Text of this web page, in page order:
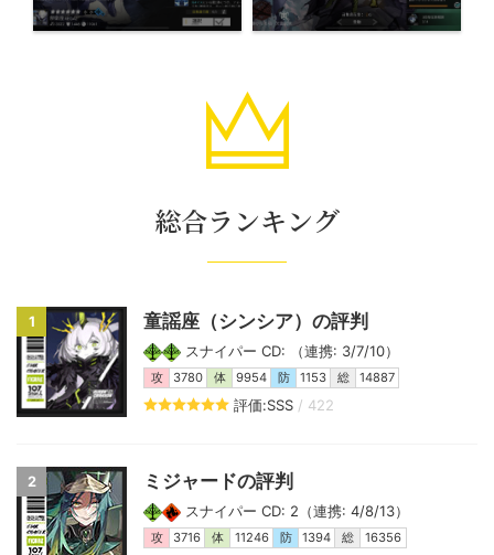
総合ランキング
1 童謡座（シンシア）の評判
スナイパー CD: （連携: 3/7/10）
攻 3780 体 9954 防 1153 総 14887
評価:SSS / 422
2 ミジャードの評判
スナイパー CD: 2（連携: 4/8/13）
攻 3716 体 11246 防 1394 総 16356